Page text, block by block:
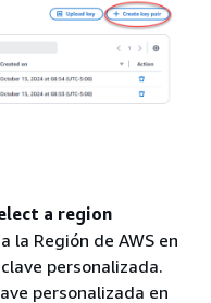
a region
la Región de AWS en
personalizada.
personalizada en